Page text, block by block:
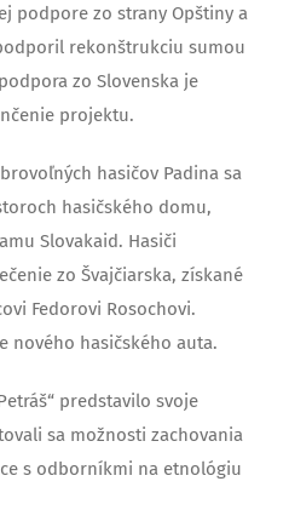
podpore zo strany Opštiny a
rekonštrukciu sumou
zo Slovenska je
projektu.
hasičov Padina sa
hasičského domu,
Slovakaid. Hasiči
zo Švajčiarska, získané
Fedorovi Rosochovi.
nového hasičského auta.
predstavilo svoje
sa možnosti zachovania
s odborníkmi na etnológiu